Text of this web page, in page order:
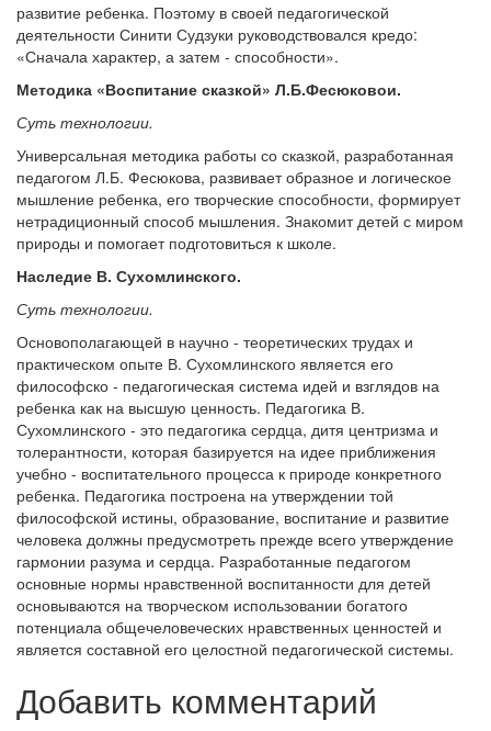
развитие ребенка. Поэтому в своей педагогической
деятельности Синити Судзуки руководствовался кредо:
«Сначала характер, а затем - способности».
Методика «Воспитание сказкой» Л.Б.Фесюковои.
Суть технологии.
Универсальная методика работы со сказкой, разработанная
педагогом Л.Б. Фесюкова, развивает образное и логическое
мышление ребенка, его творческие способности, формирует
нетрадиционный способ мышления. Знакомит детей с миром
природы и помогает подготовиться к школе.
Наследие В. Сухомлинского.
Суть технологии.
Основополагающей в научно - теоретических трудах и
практическом опыте В. Сухомлинского является его
философско - педагогическая система идей и взглядов на
ребенка как на высшую ценность. Педагогика В.
Сухомлинского - это педагогика сердца, дитя центризма и
толерантности, которая базируется на идее приближения
учебно - воспитательного процесса к природе конкретного
ребенка. Педагогика построена на утверждении той
философской истины, образование, воспитание и развитие
человека должны предусмотреть прежде всего утверждение
гармонии разума и сердца. Разработанные педагогом
основные нормы нравственной воспитанности для детей
основываются на творческом использовании богатого
потенциала общечеловеческих нравственных ценностей и
является составной его целостной педагогической системы.
Добавить комментарий